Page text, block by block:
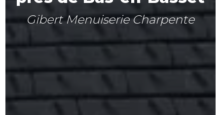
Gibert Menuiserie Charpente